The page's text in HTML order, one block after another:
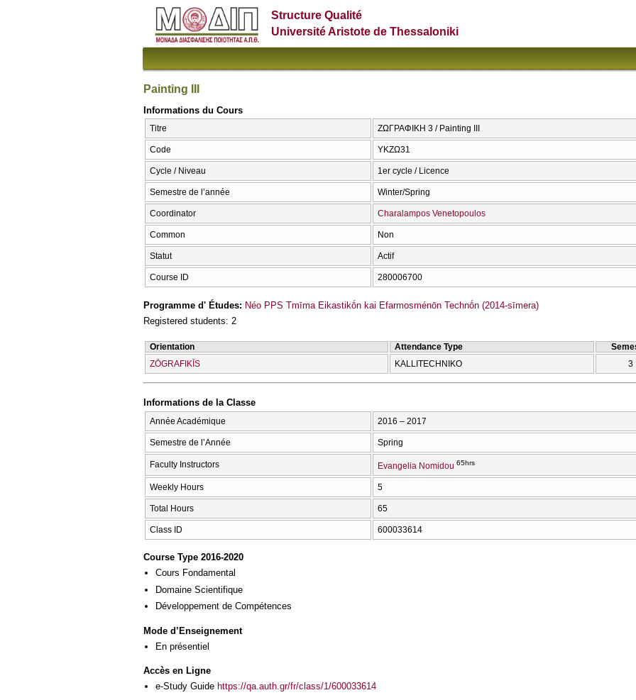
Structure Qualité
Université Aristote de Thessaloniki
Painting III
Informations du Cours
Titre ΖΩΓΡΑΦΙΚΗ 3 / Painting III
Code ΥΚΖΩ31
Cycle / Niveau 1er cycle / Licence
Semestre de l’année Winter/Spring
Coordinator Charalampos Venetopoulos
Common Non
Statut Actif
Course ID 280006700
Programme d' Études: Néo PPS Tmīma Eikastikṓn kai Efarmosménōn Technṓn (2014-sīmera)
Registered students: 2
Orientation Attendance Type
ZŌGRAFIKĪS
KALLITECΗNIKO 3
Informations de la Classe
Année Académique 2016 – 2017
Semestre de l’Année Spring
Faculty Instructors Evangelia Nomidou 65hrs
Weekly Hours 5
Total Hours 65
Class ID 600033614
Course Type 2016-2020
Cours Fondamental
Domaine Scientifique
Développement de Compétences
Mode d’Enseignement
En présentiel
Accès en Ligne
e-Study Guide https://qa.auth.gr/fr/class/1/600033614